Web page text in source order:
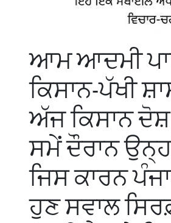
ਆਮ ਆਦਮੀ
ਕਿਸਾਨ-ਪੱਖੀ
ਅੱਜ ਕਿਸਾਨ
ਸਮੇਂ ਦੌਰਾਨ
ਜਿਸ ਕਾਰਨ
ਹੁਣ ਸਵਾਲ